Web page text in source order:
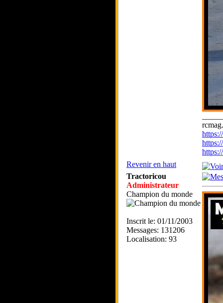
Revenir en haut
Tractoricou
Administrateur
Champion du monde
Inscrit le: 01/11/2003
Messages: 131206
Localisation: 93